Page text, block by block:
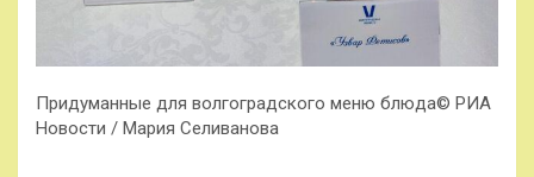
Придуманные для волгоградского меню блюда© РИА
Новости / Мария Селиванова